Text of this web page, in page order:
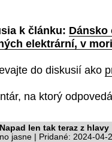
k článku: Dánsko
elektrární, v mori
do diskusií ako
na ktorý
len tak teraz z hlavy
jasne | Pridané: 2024-04-